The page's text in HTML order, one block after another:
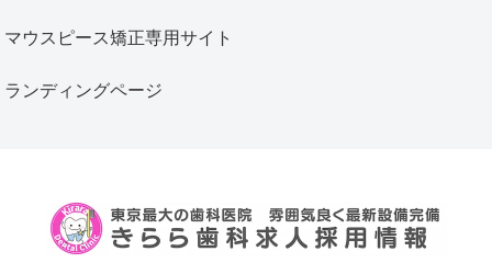
マウスピース矯正専用サイト
ランディングページ